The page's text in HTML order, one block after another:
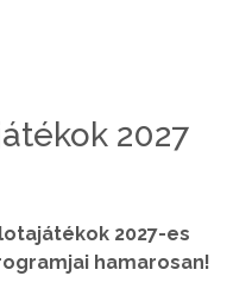
2027
2027-es
hamarosan!